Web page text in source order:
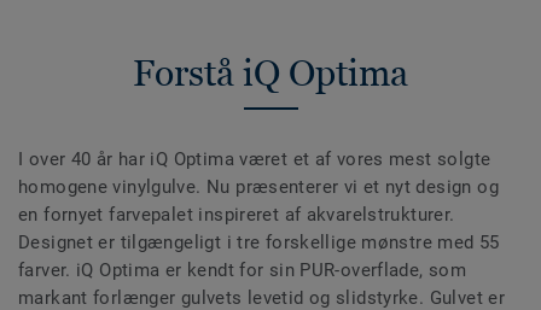
Forstå iQ Optima
I over 40 år har iQ Optima været et af vores mest solgte
homogene vinylgulve. Nu præsenterer vi et nyt design og
en fornyet farvepalet inspireret af akvarelstrukturer.
Designet er tilgængeligt i tre forskellige mønstre med 55
farver. iQ Optima er kendt for sin PUR-overflade, som
markant forlænger gulvets levetid og slidstyrke. Gulvet er